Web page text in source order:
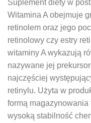
Suplement diety w
Witamina A obejmuje
retinolem oraz jego
retinolowy czy estry
witaminy A wykazują
nazywane jej
najczęściej
retinylu. Użyta w
formą
wysoką stabilność